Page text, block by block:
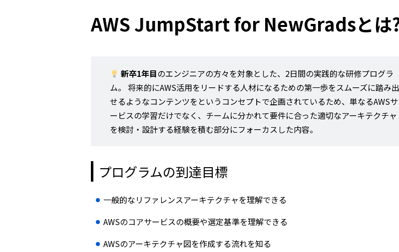
AWS JumpStart for NewGradsとは
新卒1年目のエンジニアの方々を対象とした、2日間の実践的な研修プログラ
ム。 将来的にAWS活用をリードする人材になるための第一歩をスムーズに踏み出
せるようなコンテンツをというコンセプトで企画されているため、単なるAWSサ
ービスの学習だけでなく、チームに分かれて要件に合った適切なアーキテクチャ
を検討・設計する経験を積む部分にフォーカスした内容。
プログラムの到達目標
一般的なリファレンスアーキテクチャを理解できる
AWSのコアサービスの概要や選定基準を理解できる
AWSのアーキテクチャ図を作成する流れを知る